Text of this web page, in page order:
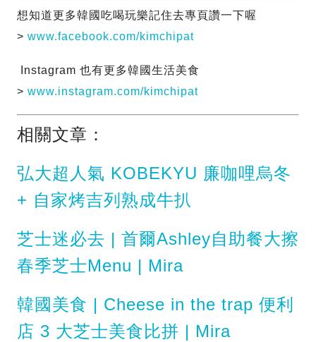
想知道更多韓國吃喝玩樂記住去專頁讚一下喔
> www.facebook.com/kimchipat
Instagram 也有更多韓國生活美食
> www.instagram.com/kimchipat
相關文章：
弘大超人氣 KOBEKYU 廉咖哩烏冬
+ 自家烤吉列熟成牛扒
芝士迷必去 | 首爾Ashley自助餐大擦
春季芝士Menu | Mira
韓國美食 | Cheese in the trap 便利
店 3 大芝士美食比拼 | Mira